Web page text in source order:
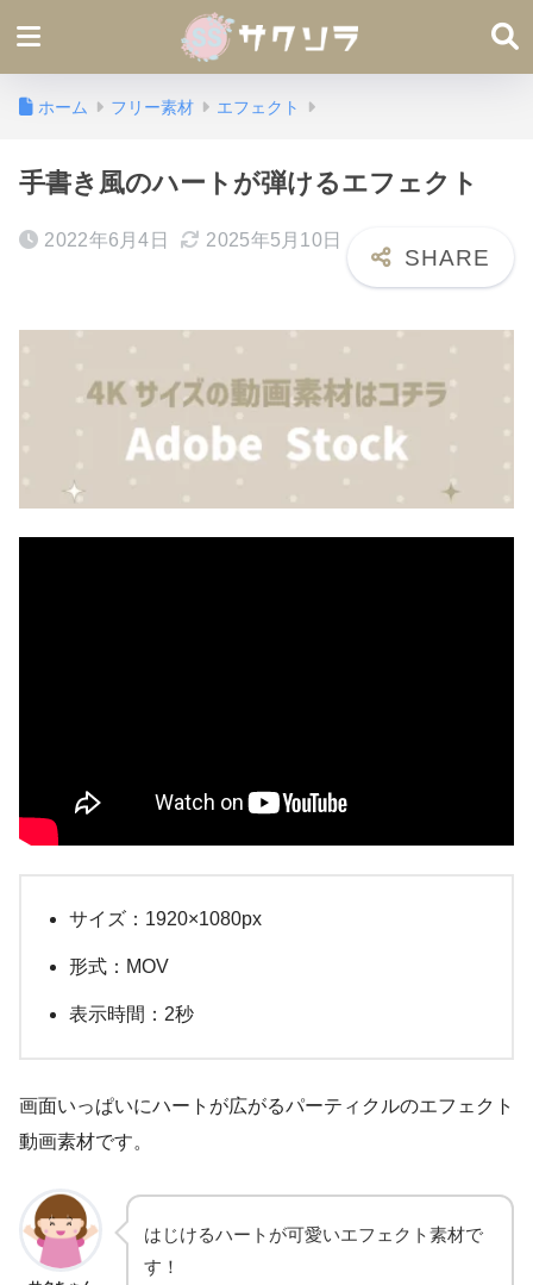
ホーム フリー素材 エフェクト
手書き風のハートが弾けるエフェクト
2022年6月4日 2025年5月10日
サイズ：1920×1080px
形式：MOV
表示時間：2秒
画面いっぱいにハートが広がるパーティクルのエフェクト
動画素材です。
はじけるハートが可愛いエフェクト素材で
す！